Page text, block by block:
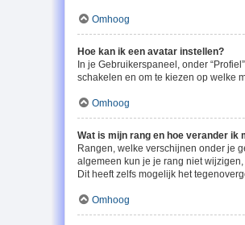
Omhoog
Hoe kan ik een avatar instellen?
In je Gebruikerspaneel, onder
schakelen en om te kiezen op welke
Omhoog
Wat is mijn rang en hoe verander ik
Rangen, welke verschijnen onder je
algemeen kun je je rang niet
Dit heeft zelfs mogelijk het
Omhoog